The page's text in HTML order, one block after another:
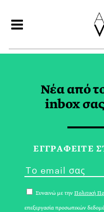
Νέα από
inbox
ΕΓΓPΑΦΕΙΤΕ
Συναινώ με την Πολιτική
επεξεργασία προσωπικών